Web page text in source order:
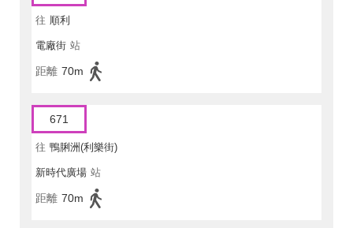
往 順利
電廠街 站
距離 70m
671
往 鴨脷洲(利樂街)
新時代廣場 站
距離 70m